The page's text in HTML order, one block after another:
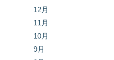
12月
11月
10月
9月